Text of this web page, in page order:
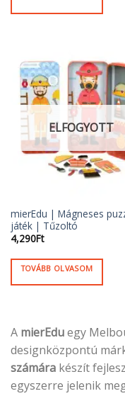
ELFOGYOTT
mierEdu | Mágneses
játék | Tűzoltó
4,290Ft
TOVÁBB OLVASOM
A mierEduegy
designközpontú
számára készít
egyszerre jelenik